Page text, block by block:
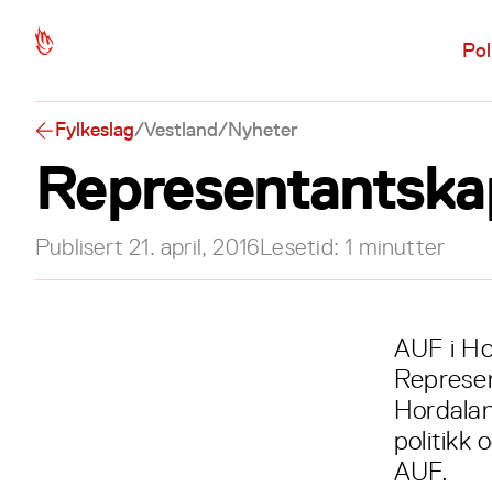
Fylkeslag/Vestland/Nyheter
Publisert 21. april, 2016Lesetid: 1 minutter
AUF i
politikk
AUF.